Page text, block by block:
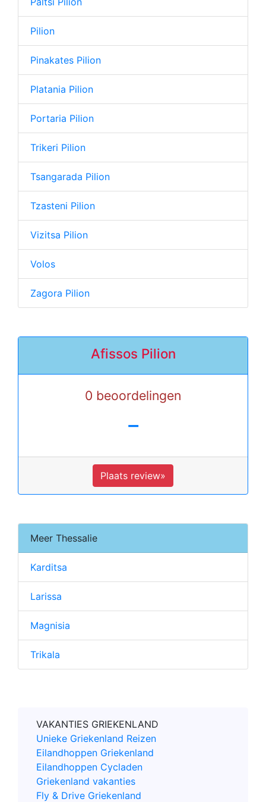
Pilion
Pinakates Pilion
Platania Pilion
Portaria Pilion
Trikeri Pilion
Tsangarada Pilion
Tzasteni Pilion
Vizitsa Pilion
Volos
Zagora Pilion
Afissos Pilion
0 beoordelingen
-
Plaats review»
Meer Thessalie
Karditsa
Larissa
Magnisia
Trikala
VAKANTIES GRIEKENLAND
Unieke Griekenland Reizen
Eilandhoppen Griekenland
Eilandhoppen Cycladen
Griekenland vakanties
Fly & Drive Griekenland